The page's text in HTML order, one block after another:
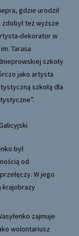
gdzie urodził
też wyższe
dekorator w
Tarasa
szkoły
jako artysta
szkołą dla
był
od
W jego
krajobrazy
zajmuje
wolontariusz